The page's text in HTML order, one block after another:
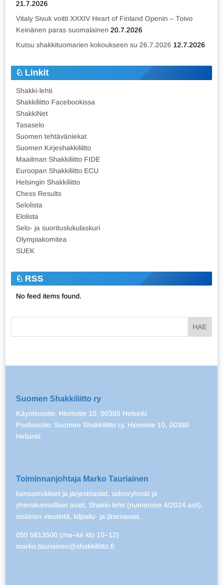
21.7.2026
Vitaly Sivuk voitti XXXIV Heart of Finland Openin – Toivo
Keinänen paras suomalainen 20.7.2026
Kutsu shakkituomarien kokoukseen su 26.7.2026 12.7.2026
Linkit
Shakki-lehti
Shakkiliitto Facebookissa
ShakkiNet
Tasaselo
Suomen tehtäväniekat
Suomen Kirjeshakkiliitto
Maailman Shakkiliitto FIDE
Euroopan Shakkiliitto ECU
Helsingin Shakkiliitto
Chess Results
Selolista
Elolista
Selo- ja suorituslukulaskuri
Olympiakomitea
SUEK
RSS
No feed items found.
Suomen Shakkiliitto ry
Käyntiosoite: Hiomotie 10, 00380 Helsinki
Postiosoite: Suomen Shakkiliitto ry, Hiomotie 10, 00380
Helsinki
Toiminnanjohtaja Marko Tauriainen
kansainväliset ja järjestöasiat, sidosryhmät ja
yhteiskunnalliset asiat, Shakki-lehti (numeroon 4/2024 asti),
sisäinen viestintä, kilpailu- ja jäsenasiat.
050 5813500 (ma–ke klo 10–12)
marko.tauriainen@shakkiliitto.fi